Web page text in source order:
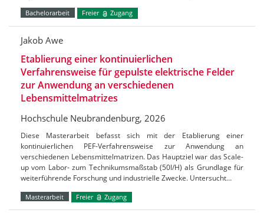
Bachelorarbeit Freier Zugang
Jakob Awe
Etablierung einer kontinuierlichen
Verfahrensweise für gepulste elektrische Felder
zur Anwendung an verschiedenen
Lebensmittelmatrizes
Hochschule Neubrandenburg, 2026
Diese Masterarbeit befasst sich mit der Etablierung einer
kontinuierlichen PEF-Verfahrensweise zur Anwendung an
verschiedenen Lebensmittelmatrizen. Das Hauptziel war das Scale-
up vom Labor- zum Technikumsmaßstab (50l/H) als Grundlage für
weiterführende Forschung und industrielle Zwecke. Untersucht…
Masterarbeit Freier Zugang